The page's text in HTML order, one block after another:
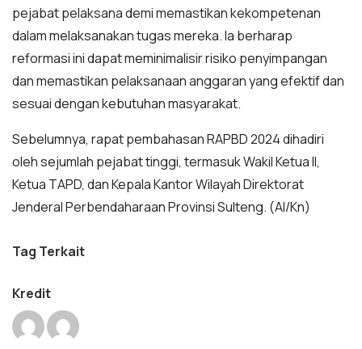
pejabat pelaksana demi memastikan kekompetenan
dalam melaksanakan tugas mereka. Ia berharap
reformasi ini dapat meminimalisir risiko penyimpangan
dan memastikan pelaksanaan anggaran yang efektif dan
sesuai dengan kebutuhan masyarakat.
Sebelumnya, rapat pembahasan RAPBD 2024 dihadiri
oleh sejumlah pejabat tinggi, termasuk Wakil Ketua II,
Ketua TAPD, dan Kepala Kantor Wilayah Direktorat
Jenderal Perbendaharaan Provinsi Sulteng. (Al/Kn)
Tag Terkait
Kredit